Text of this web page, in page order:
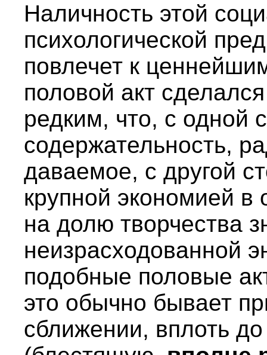
Наличность этой
психологической
повлечет к
половой акт
редким, что, с одной
содержательность,
даваемое, с другой
крупной экономией
на долю творчества
неизрасходованной
подобные половые
это обычно бывает
сближении, вплоть